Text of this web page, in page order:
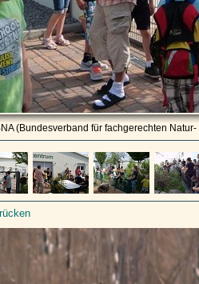
(Bundesverband für fachgerechten